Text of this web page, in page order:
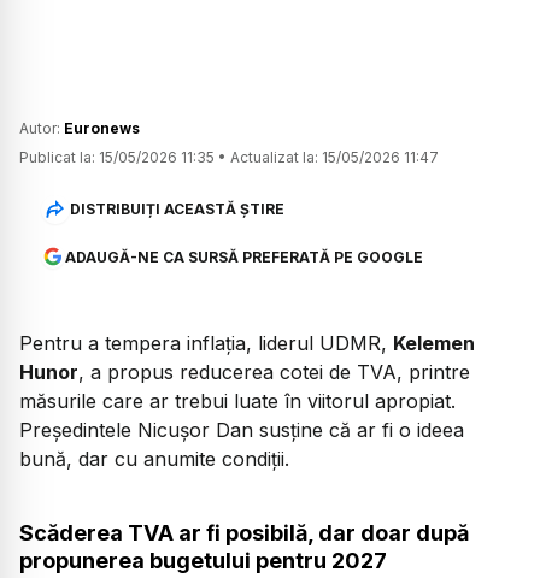
Autor: Euronews
Publicat la: 15/05/2026 11:35 • Actualizat la: 15/05/2026 11:47
DISTRIBUIȚI ACEASTĂ ȘTIRE
ADAUGĂ-NE CA SURSĂ PREFERATĂ PE GOOGLE
Pentru a tempera inflația, liderul UDMR, Kelemen
Hunor, a propus reducerea cotei de TVA, printre
măsurile care ar trebui luate în viitorul apropiat.
Președintele Nicușor Dan susține că ar fi o ideea
bună, dar cu anumite condiții.
Scăderea TVA ar fi posibilă, dar doar după
propunerea bugetului pentru 2027